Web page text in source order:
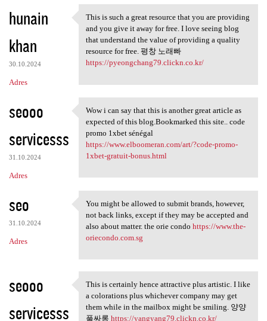
hunain
khan
30.10.2024
Adres
This is such a great resource
This is such a great resource that you are providing
and you give it away for free. I love seeing blog
that understand the value of providing a quality
resource for free. 평창 노래빠
https://pyeongchang79.clickn.co.kr/
seooo
servicesss
31.10.2024
Adres
Wow i can say that this is
Wow i can say that this is another great article as
expected of this blog.Bookmarked this site.. code
promo 1xbet sénégal
https://www.elboomeran.com/art/?code-promo-
1xbet-gratuit-bonus.html
seo
31.10.2024
Adres
You might be allowed to
You might be allowed to submit brands, however,
not back links, except if they may be accepted and
also about matter. the orie condo https://www.the-
oriecondo.com.sg
seooo
servicesss
This is certainly hence
This is certainly hence attractive plus artistic. I like
a colorations plus whichever company may get
them while in the mailbox might be smiling. 양양
풀싸롱 https://yangyang79.clickn.co.kr/